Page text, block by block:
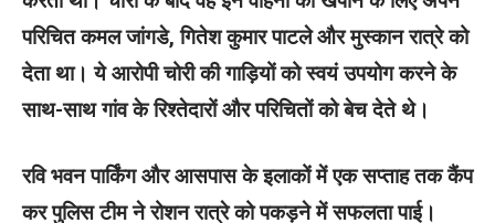
परिचित कमल जांगडे, गितेश कुमार पाटले और मुस्कान रात्रे को
देता था। ये आरोपी चोरी की गाड़ियों को स्वयं उपयोग करने के
साथ-साथ गांव के रिश्तेदारों और परिचितों को बेच देते थे।
रवि भवन पार्किंग और आसपास के इलाकों में एक सप्ताह तक कैंप
कर पुलिस टीम ने रोशन रात्रे को पकड़ने में सफलता पाई।